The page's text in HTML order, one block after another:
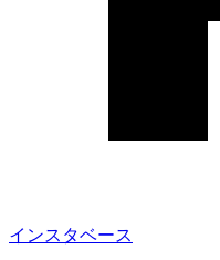
インスタベース